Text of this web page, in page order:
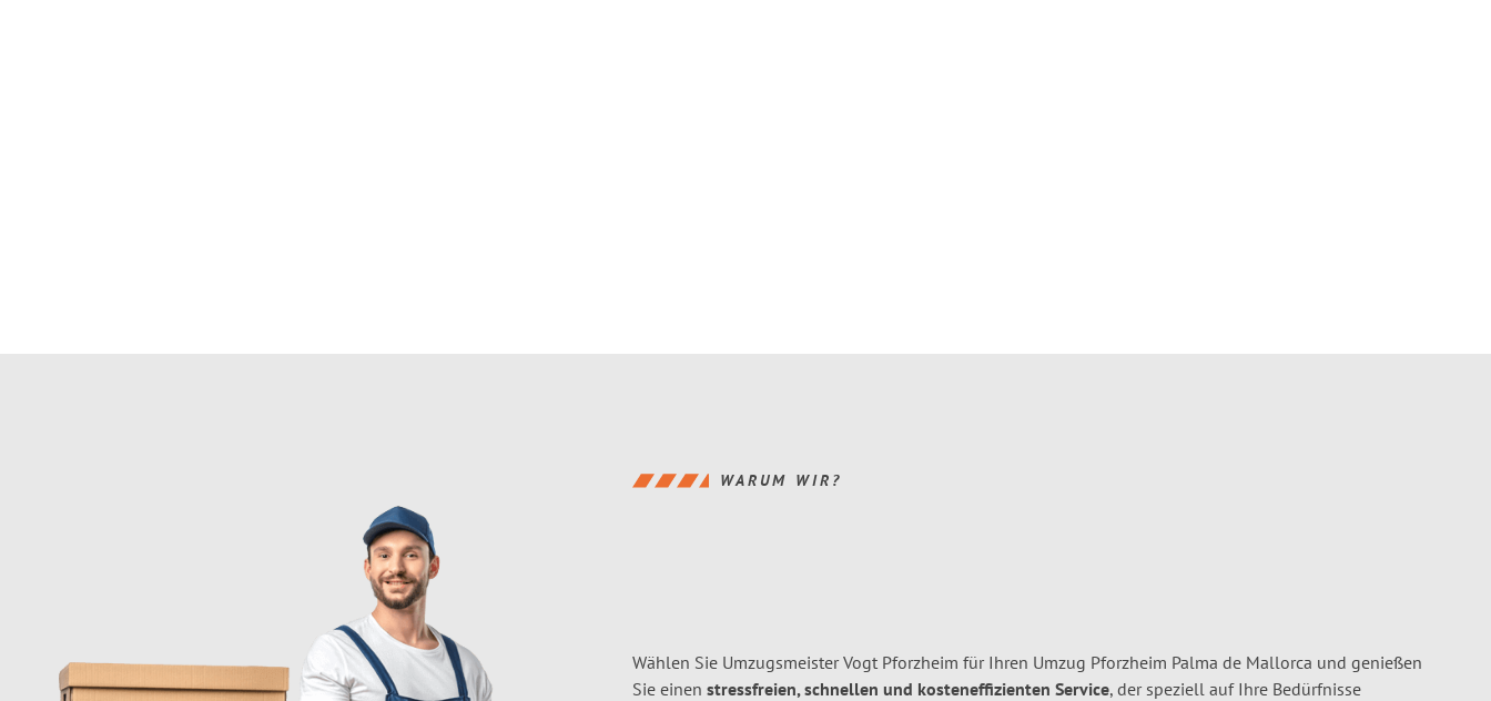
WARUM WIR?
Wählen Sie Umzugsmeister Vogt Pforzheim für Ihren Umzug Pforzheim Palma de Mallorca und genießen
Sie einen stressfreien, schnellen und kosteneffizienten Service, der speziell auf Ihre Bedürfnisse